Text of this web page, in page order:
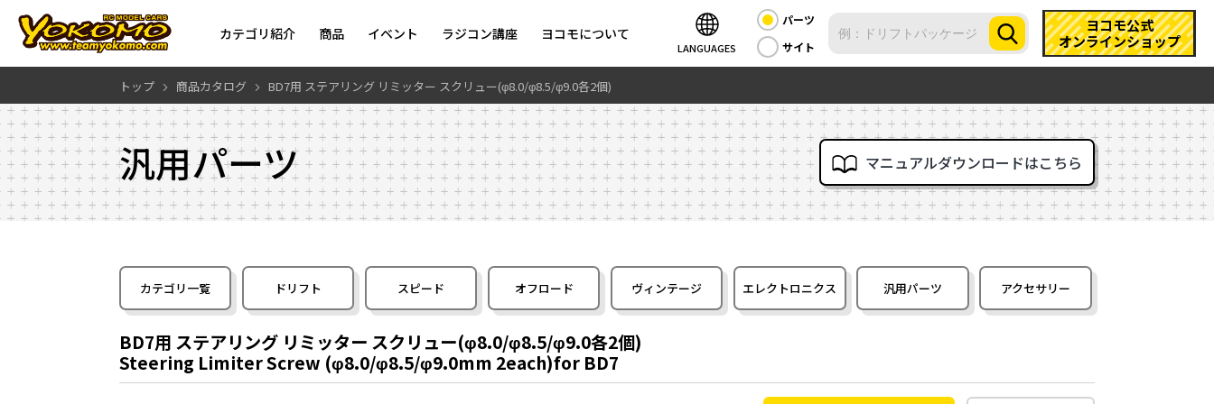
カテゴリ紹介 商品 イベント ラジコン講座 ヨコモについて
LANGUAGES
パーツ
サイト
ヨコモ公式
オンラインショップ
トップ 商品カタログ BD7用 ステアリング リミッター スクリュー(φ8.0/φ8.5/φ9.0各2個)
汎用パーツ マニュアルダウンロードはこちら
カテゴリ一覧 ドリフト スピード オフロード ヴィンテージ エレクトロニクス 汎用パーツ アクセサリー
BD7用 ステアリング リミッター スクリュー(φ8.0/φ8.5/φ9.0各2個)
Steering Limiter Screw (φ8.0/φ8.5/φ9.0mm 2each)for BD7